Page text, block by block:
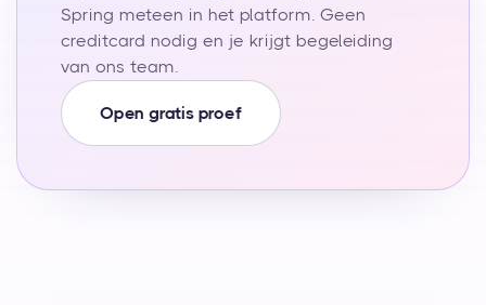
Spring meteen in het platform. Geen
creditcard nodig en je krijgt begeleiding
van ons team.
Open gratis proef